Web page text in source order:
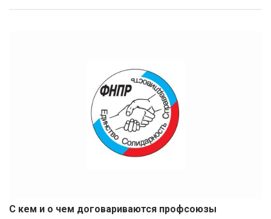
С кем и о чем договариваются профсоюзы